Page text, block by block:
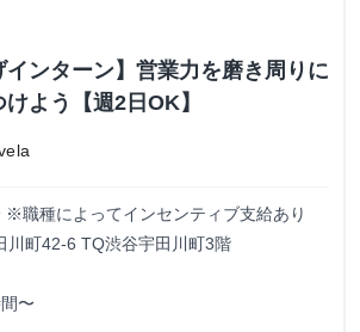
インターン】営業力を磨き周りに
よう【週2日OK】
※職種によってインセンティブ支給あり
川町42-6 TQ渋谷宇田川町3階
〜